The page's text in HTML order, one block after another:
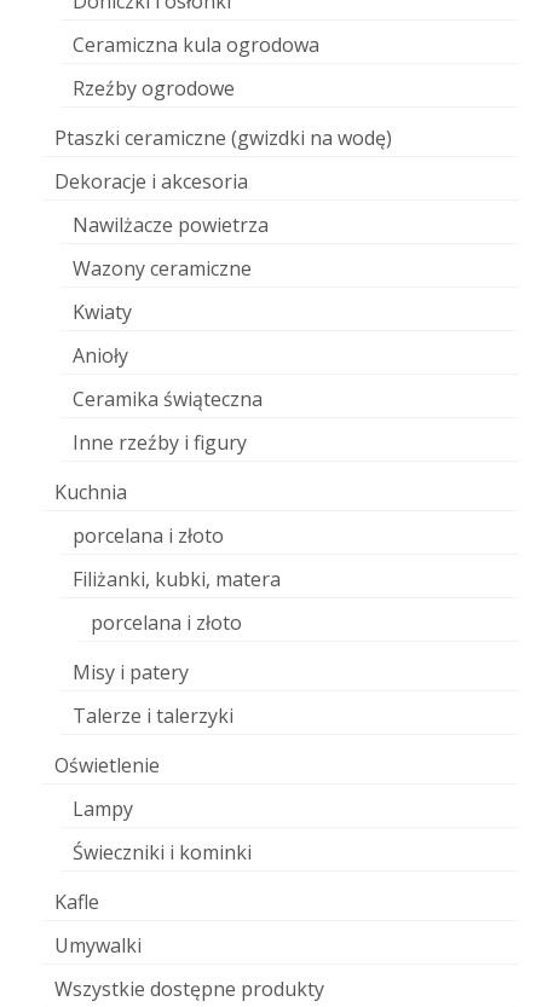
Ceramiczna kula ogrodowa
Rzeźby ogrodowe
Ptaszki ceramiczne (gwizdki na wodę)
Dekoracje i akcesoria
Nawilżacze powietrza
Wazony ceramiczne
Kwiaty
Anioły
Ceramika świąteczna
Inne rzeźby i figury
Kuchnia
porcelana i złoto
Filiżanki, kubki, matera
porcelana i złoto
Misy i patery
Talerze i talerzyki
Oświetlenie
Lampy
Świeczniki i kominki
Kafle
Umywalki
Wszystkie dostępne produkty